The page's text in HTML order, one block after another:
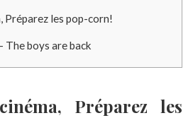
Préparez les pop-corn!
The boys are back
Préparez les